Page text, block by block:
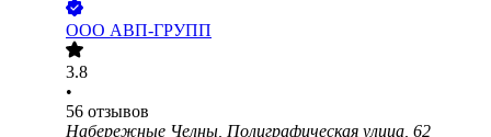
ООО АВП-ГРУПП
3.8
•
56 отзывов
Набережные Челны, Полиграфическая улица, 62